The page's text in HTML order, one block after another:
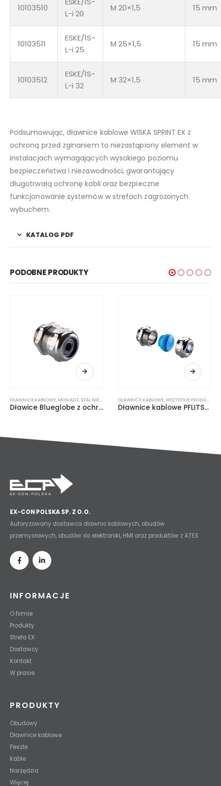
10103510
L-i 20
M 20×1,5 15 mm
10103511
ESKE/1S-
L-i 25
M 25×1,5 15 mm
10103512
ESKE/1S-
L-i 32
M 32×1,5 15 mm
Podsumowując, dławnice kablowe WISKA SPRINT EX z
ochroną przed zginaniem to niezastąpiony element w
instalacjach wymagających wysokiego poziomu
bezpieczeństwa i niezawodności, gwarantujący
długotrwałą ochronę kabli oraz bezpieczne
funkcjonowanie systemów w strefach zagrożonych
wybuchem.
KATALOG PDF
PODOBNE PRODUKTY
,WSZYSTKIE PRODUKTY
DŁAWNICE KABLOWE, MOSIĄDZ,STAL NIERDZEWNA
Dławice Blueglobe z ochroną przeciwpożarową
DŁAWNICE KABLOWE,WSZYSTKIE PRODUKTY
Dławnice kablowe PFLITSCH Blueglobe
EX-CON POLSKA SP. Z O.O.
Autoryzowany dostawca dławnic kablowych, obudów
przemysłowych, obudów do elektroniki, HMI oraz produktów z ATEX
INFORMACJE
O firmie
Produkty
Strefa EX
Dostawcy
Kontakt
W prasie
PRODUKTY
Obudowy
Dławnice kablowe
Peszle
Kable
Narzędzia
Więcej